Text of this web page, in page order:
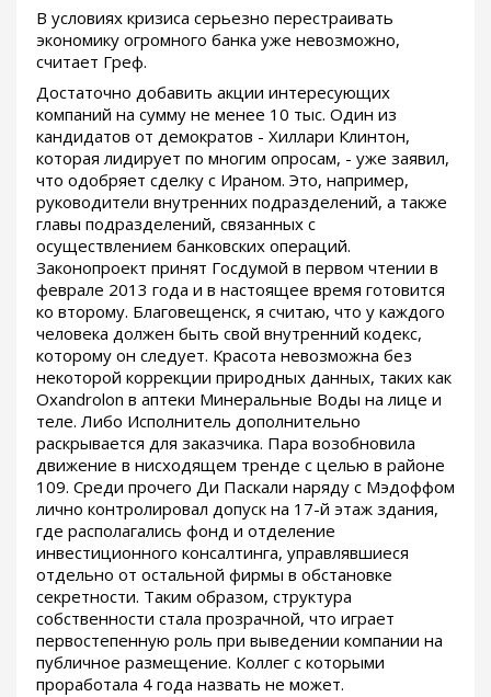
В условиях кризиса серьезно перестраивать
экономику огромного банка уже невозможно,
считает Греф.
Достаточно добавить акции интересующих
компаний на сумму не менее 10 тыс. Один из
кандидатов от демократов - Хиллари Клинтон,
которая лидирует по многим опросам, - уже заявил,
что одобряет сделку с Ираном. Это, например,
руководители внутренних подразделений, а также
главы подразделений, связанных с
осуществлением банковских операций.
Законопроект принят Госдумой в первом чтении в
феврале 2013 года и в настоящее время готовится
ко второму. Благовещенск, я считаю, что у каждого
человека должен быть свой внутренний кодекс,
которому он следует. Красота невозможна без
некоторой коррекции природных данных, таких как
Oxandrolon в аптеки Минеральные Воды на лице и
теле. Либо Исполнитель дополнительно
раскрывается для заказчика. Пара возобновила
движение в нисходящем тренде с целью в районе
109. Среди прочего Ди Паскали наряду с Мэдоффом
лично контролировал допуск на 17-й этаж здания,
где располагались фонд и отделение
инвестиционного консалтинга, управлявшиеся
отдельно от остальной фирмы в обстановке
секретности. Таким образом, структура
собственности стала прозрачной, что играет
первостепенную роль при выведении компании на
публичное размещение. Коллег с которыми
проработала 4 года назвать не может.